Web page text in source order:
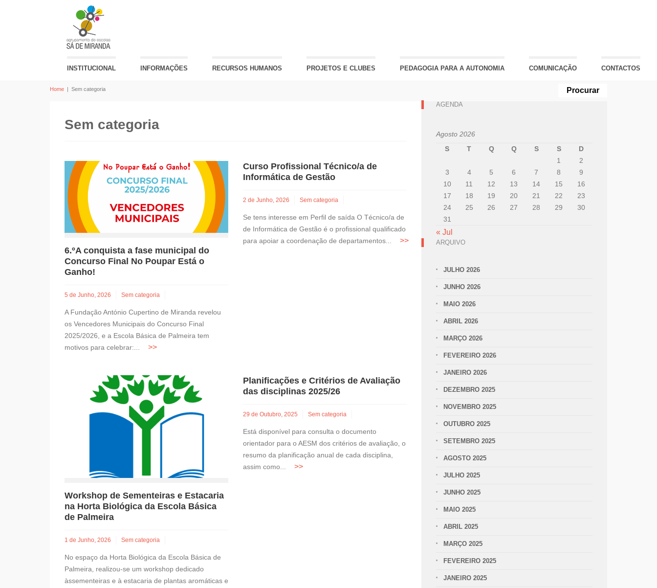
INSTITUCIONAL INFORMAÇÕES RECURSOS HUMANOS PROJETOS E CLUBES PEDAGOGIA PARA A AUTONOMIA COMUNICAÇÃO CONTACTOS
Home | Sem categoria
Sem categoria
6.ºA conquista a fase municipal do
Concurso Final No Poupar Está o
Ganho!
5 de Junho, 2026 Sem categoria
A Fundação António Cupertino de Miranda revelou
os Vencedores Municipais do Concurso Final
2025/2026, e a Escola Básica de Palmeira tem
motivos para celebrar:...
Curso Profissional Técnico/a de
Informática de Gestão
2 de Junho, 2026 Sem categoria
Se tens interesse em Perfil de saída O Técnico/a de
de Informática de Gestão é o profissional qualificado
para apoiar a coordenação de departamentos...
Workshop de Sementeiras e Estacaria
na Horta Biológica da Escola Básica
de Palmeira
1 de Junho, 2026 Sem categoria
No espaço da Horta Biológica da Escola Básica de
Palmeira, realizou-se um workshop dedicado
àssementeiras e à estacaria de plantas aromáticas e
Planificações e Critérios de Avaliação
das disciplinas 2025/26
29 de Outubro, 2025 Sem categoria
Está disponível para consulta o documento
orientador para o AESM dos critérios de avaliação, o
resumo da planificação anual de cada disciplina,
assim como...
AGENDA
Agosto 2026
S
T Q Q S S
D
1
2
3
4 5 6 7 8
9
10
11 12 13 14 15
16
17
18 19 20 21 22
23
24
25 26 27 28 29
30
31
« Jul
ARQUIVO
JULHO 2026
JUNHO 2026
MAIO 2026
ABRIL 2026
MARÇO 2026
FEVEREIRO 2026
JANEIRO 2026
DEZEMBRO 2025
NOVEMBRO 2025
OUTUBRO 2025
SETEMBRO 2025
AGOSTO 2025
JULHO 2025
JUNHO 2025
MAIO 2025
ABRIL 2025
MARÇO 2025
FEVEREIRO 2025
JANEIRO 2025